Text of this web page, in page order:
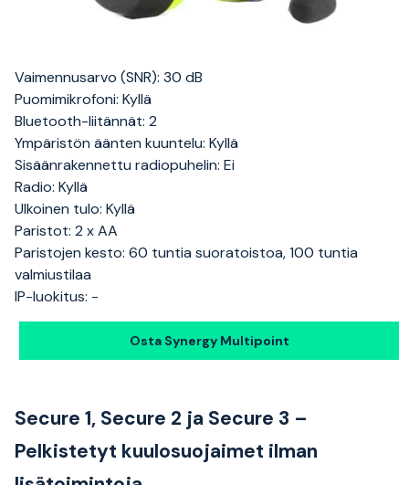
Vaimennusarvo (SNR): 30 dB
Puomimikrofoni: Kyllä
Bluetooth-liitännät: 2
Ympäristön äänten kuuntelu: Kyllä
Sisäänrakennettu radiopuhelin: Ei
Radio: Kyllä
Ulkoinen tulo: Kyllä
Paristot: 2 x AA
Paristojen kesto: 60 tuntia suoratoistoa, 100 tuntia
valmiustilaa
IP-luokitus: -
Osta Synergy Multipoint
Secure 1, Secure 2 ja Secure 3 –
Pelkistetyt kuulosuojaimet ilman